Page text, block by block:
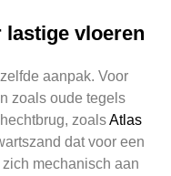
vloeren
aanpak. Voor
zoals oude tegels
zoalsAtlas
dat voor een
mechanisch aan